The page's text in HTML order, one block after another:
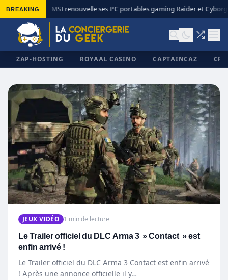
BREAKING MSI renouvelle ses PC portables gaming Raider et
ZAP-HOSTING ROYAAL CASINO CAPTAINCAZ
✕
JEUX VIDÉO 1 min de lecture
Le Trailer officiel du DLC Arma 3 » Contact » est
enfin arrivé !
Le Trailer officiel du DLC Arma 3 Contact est enfin arrivé
! Après une annonce officielle il y…